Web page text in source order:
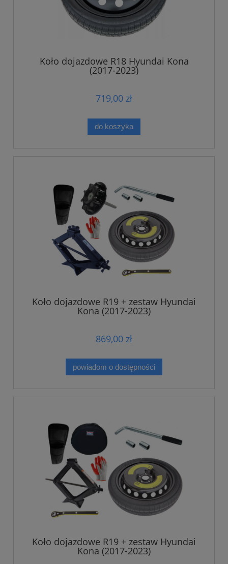
Koło dojazdowe R18 Hyundai Kona
(2017-2023)
719,00 zł
do koszyka
Koło dojazdowe R19 + zestaw Hyundai
Kona (2017-2023)
869,00 zł
powiadom o dostępności
Koło dojazdowe R19 + zestaw Hyundai
Kona (2017-2023)